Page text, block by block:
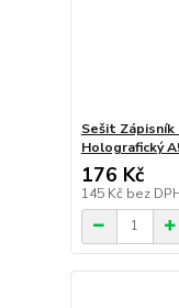
Sešit Zápisník
Holografický
176 Kč
145 Kč bez